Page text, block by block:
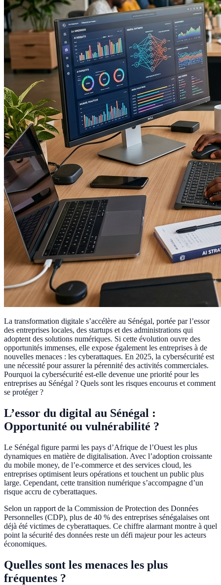
La transformation digitale s’accélère au Sénégal, portée par l’essor
des entreprises locales, des startups et des administrations qui
adoptent des solutions numériques. Si cette évolution ouvre des
opportunités immenses, elle expose également les entreprises à de
nouvelles menaces : les cyberattaques. En 2025, la cybersécurité est
une nécessité pour assurer la pérennité des activités commerciales.
Pourquoi la cybersécurité est-elle devenue une priorité pour les
entreprises au Sénégal ? Quels sont les risques encourus et comment
se protéger ?
L’essor du digital au Sénégal :
Opportunité ou vulnérabilité ?
Le Sénégal figure parmi les pays d’Afrique de l’Ouest les plus
dynamiques en matière de digitalisation. Avec l’adoption croissante
du mobile money, de l’e-commerce et des services cloud, les
entreprises optimisent leurs opérations et touchent un public plus
large. Cependant, cette transition numérique s’accompagne d’un
risque accru de cyberattaques.
Selon un rapport de la Commission de Protection des Données
Personnelles (CDP), plus de 40 % des entreprises sénégalaises ont
déjà été victimes de cyberattaques. Ce chiffre alarmant montre à quel
point la sécurité des données reste un défi majeur pour les acteurs
économiques.
Quelles sont les menaces les plus
fréquentes ?